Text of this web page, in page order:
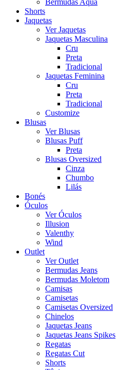
Bermudas Aqua
Shorts
Jaquetas
Ver Jaquetas
Jaquetas Masculina
Cru
Preta
Tradicional
Jaquetas Feminina
Cru
Preta
Tradicional
Customize
Blusas
Ver Blusas
Blusas Puff
Preta
Blusas Oversized
Cinza
Chumbo
Lilás
Bonés
Óculos
Ver Óculos
Illusion
Valenthy
Wind
Outlet
Ver Outlet
Bermudas Jeans
Bermudas Moletom
Camisas
Camisetas
Camisetas Oversized
Chinelos
Jaquetas Jeans
Jaquetas Jeans Spikes
Regatas
Regatas Cut
Shorts